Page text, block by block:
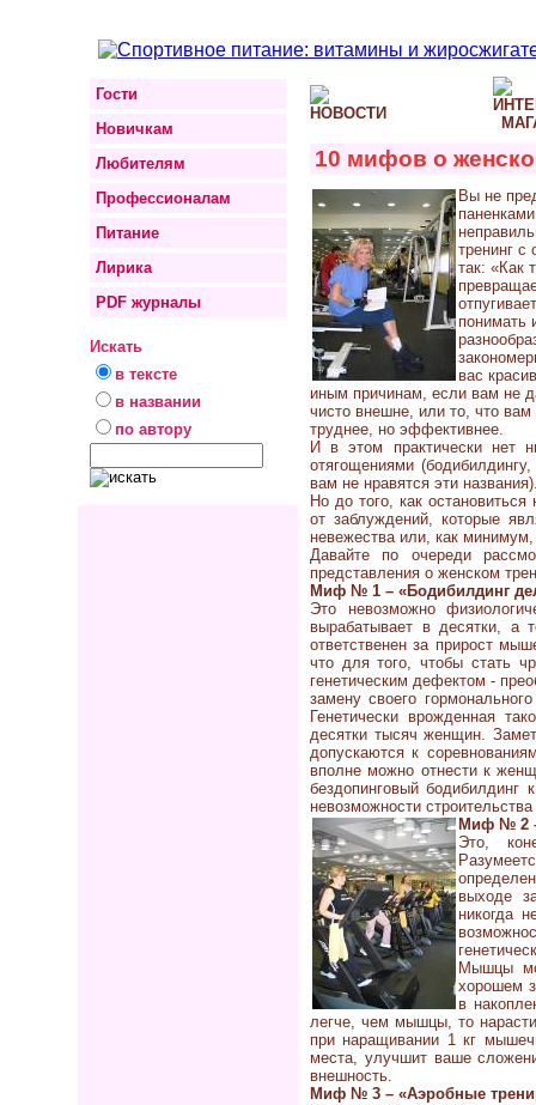
Гости
Новичкам
Любителям
Профессионалам
Питание
Лирика
PDF журналы
Искать
в тексте
в названии
по автору
10 мифов о
Вы не
тренинг с
так: «Как
понимать
вас
иным причинам, если вам не
чисто внешне, или то, что
труднее, но эффективнее.
И в этом практически нет
отягощениями
вам не нравятся эти
Но до того, как
от заблуждений, которые
невежества или, как
Давайте по очереди
представления о женском
Миф № 1 – «Бодибилдинг
Это невозможно
вырабатывает в десятки, а
ответственен за прирост
что для того, чтобы стать
генетическим дефектом -
замену своего
Генетически врожденная
десятки тысяч женщин.
допускаются к
вполне можно отнести к
бездопинговый бодибилдинг
невозможности
Миф № 2
Это,
выходе
никогда
Мышцы
хорошем
в
легче, чем мышцы, то
при наращивании 1 кг
места, улучшит ваше
внешность.
Миф № 3 – «Аэробные